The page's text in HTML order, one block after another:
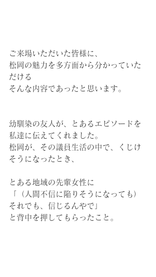
ご来場いただいた皆様に、
松岡の魅力を多方面から分かっていた
だける
そんな内容であったと思います。
幼馴染の友人が、とあるエピソードを
私達に伝えてくれました。
松岡が、その議員生活の中で、くじけ
そうになったとき、
とある地域の先輩女性に
「（人間不信に陥りそうになっても）
それでも、信じるんやで」
と背中を押してもらったこと。